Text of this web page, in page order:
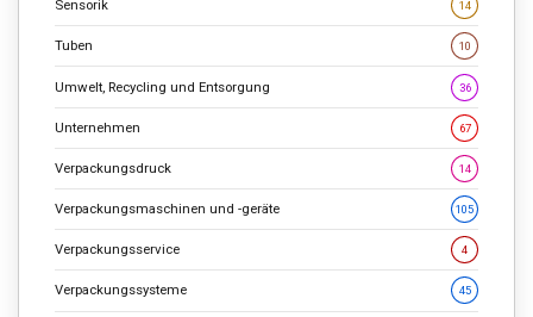
Sensorik 14
Tuben 10
Umwelt, Recycling und Entsorgung 36
Unternehmen 67
Verpackungsdruck 14
Verpackungsmaschinen und -geräte 105
Verpackungsservice 4
Verpackungssysteme 45